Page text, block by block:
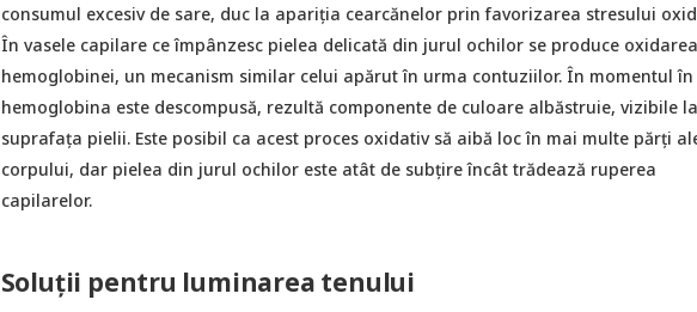
consumul excesiv de sare, duc la apariția cearcănelor prin favorizarea stresului
În vasele capilare ce împânzesc pielea delicată din jurul ochilor se produce oxidarea
hemoglobinei, un mecanism similar celui apărut în urma contuziilor. În momentul în
hemoglobina este descompusă, rezultă componente de culoare albăstruie, vizibile la
suprafața pielii. Este posibil ca acest proces oxidativ să aibă loc în mai multe părți
corpului, dar pielea din jurul ochilor este atât de subțire încât trădează ruperea
capilarelor.
Soluții pentru luminarea tenului